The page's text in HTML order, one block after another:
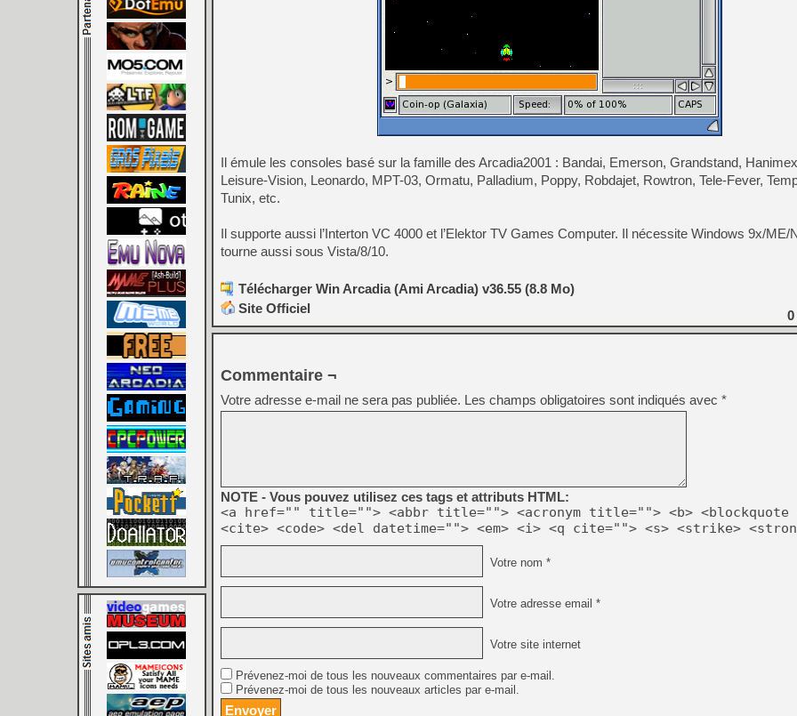
[Mo5] La mini borne
[GK] Atari renoue avec
[GK] Le studio de FIFA
[GK] La PlayStation 1 en
[GK] Dawn of War 4 : les
[GK] CloverPit : l'héritier
[GK] Stellar Blade : Blood
[GK] Palworld Online est
[GK] Wuchang 2 : le
[GK] Minecraft et ses «
Il émule les consoles basé sur la famille des Arcadia2001 : Bandai, Emerson, Grandstand,
Leisure-Vision, Leonardo, MPT-03, Ormatu, Palladium, Poppy, Robdajet, Rowtron, Tele-Fever,
Tunix, etc.
Il supporte aussi l’Interton VC 4000 et l’Elektor TV Games Computer. Il nécessite Windows 9x/ME/
tourne aussi sous Vista/8/10.
Télécharger Win Arcadia (Ami Arcadia) v36.55 (8.8 Mo)
Site Officiel
0
Commentaire ¬
Votre adresse e-mail ne sera pas publiée. Les champs obligatoires sont indiqués avec *
NOTE - Vous pouvez utilisez ces tags et attributs HTML:
<a href="" title=""> <abbr title=""> <acronym title=""> <b> <blockquote
<cite> <code> <del datetime=""> <em> <i> <q cite=""> <s> <strike>
Votre nom *
Votre adresse email *
Votre site internet
Prévenez-moi de tous les nouveaux commentaires par e-mail.
Prévenez-moi de tous les nouveaux articles par e-mail.